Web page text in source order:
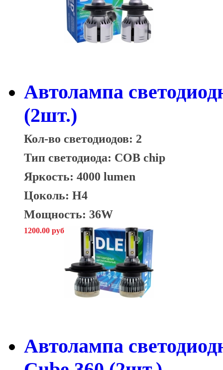
Автолампа
(2шт.)
Кол-во светодиодов: 2
Тип светодиода: COB chip
Яркость: 4000 lumen
Цоколь: H4
Мощность: 36W
1200.00 руб
Автолампа